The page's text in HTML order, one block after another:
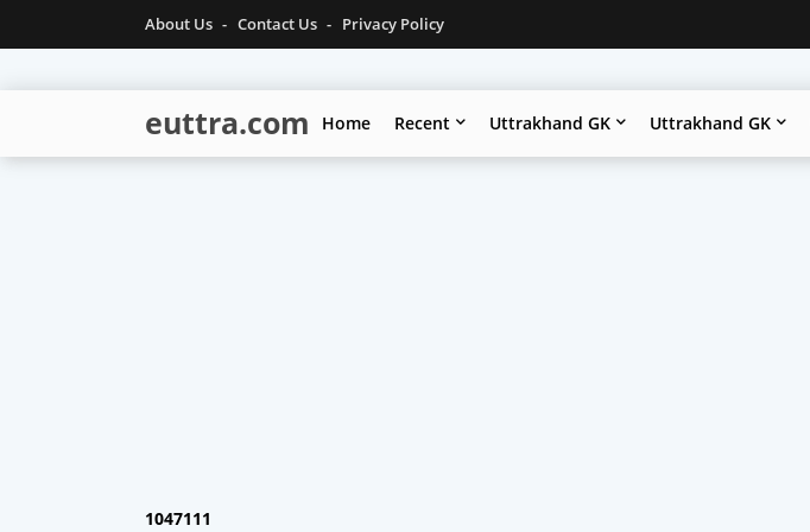
About Us Contact Us Privacy Policy
euttra.com Home Recent Uttrakhand GK Uttrakhand GK
1047111